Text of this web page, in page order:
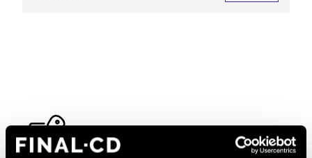
Dopyt na vozidlo